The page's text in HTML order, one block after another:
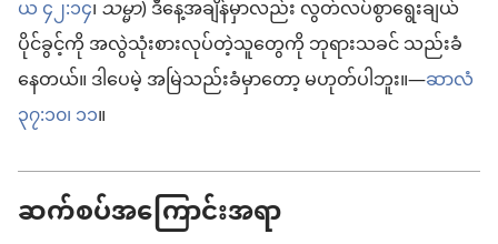
ယ ၄၂:၁၄၊သမ္မာ) ဒီနေ့အချိန်မှာလည်း လွတ်လပ်စွာရွေးချယ်
ပိုင်ခွင့်ကို အလွဲသုံးစားလုပ်တဲ့သူတွေကို ဘုရားသခင် သည်းခံ
နေတယ်။ ဒါပေမဲ့ အမြဲသည်းခံမှာတော့ မဟုတ်ပါဘူး။—ဆာလံ
၃၇:၁၀၊ ၁၁။
ဆက်စပ်အကြောင်းအရာ